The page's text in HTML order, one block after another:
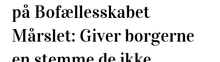
på Bofællesskabet
Mårslet: Giver borgerne